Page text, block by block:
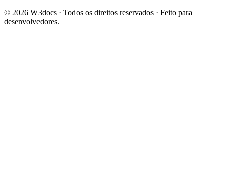
© 2026 W3docs · Todos os direitos reservados · Feito para
desenvolvedores.